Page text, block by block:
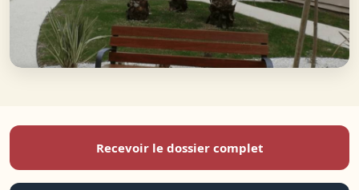
Recevoir le dossier complet